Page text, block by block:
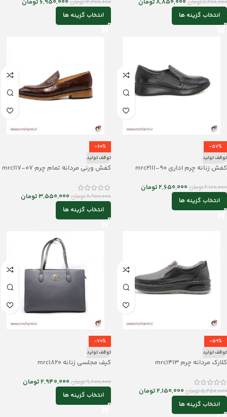
11,200,000تومان8,850,000تومان
انتخاب گزینه ها
12,200,000تومان6,950,000 تومان
انتخاب گزینه ها
-57%
توقف تولید
کفش زنانه چرم اداری mrc2111-90
6,100,000تومان2,650,000تومان
انتخاب گزینه ها
-60%
توقف تولید
کفش ورنی مردانه تمام چرم mrc117-07
8,900,000تومان3,550,000تومان
انتخاب گزینه ها
-59%
توقف تولید
کلارک مردانه چرم mrc1413
5,250,000تومان2,150,000تومان
انتخاب گزینه ها
-70%
توقف تولید
کیف مجلسی زنانه mrc1820
9,800,000تومان2,940,000تومان
انتخاب گزینه ها